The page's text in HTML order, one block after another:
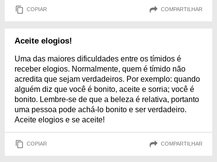
COPIAR COMPARTILHAR
Aceite elogios!
Uma das maiores dificuldades entre os tímidos é
receber elogios. Normalmente, quem é tímido não
acredita que sejam verdadeiros. Por exemplo: quando
alguém diz que você é bonito, aceite e sorria; você é
bonito. Lembre-se de que a beleza é relativa, portanto
uma pessoa pode achá-lo bonito e ser verdadeiro.
Aceite elogios e se aceite!
COPIAR COMPARTILHAR